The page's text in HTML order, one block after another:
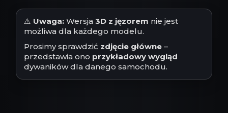
⚠️ Uwaga: Wersja 3D z jęzorem nie jest
możliwa dla każdego modelu.
Prosimy sprawdzić zdjęcie główne –
przedstawia ono przykładowy wygląd
dywaników dla danego samochodu.